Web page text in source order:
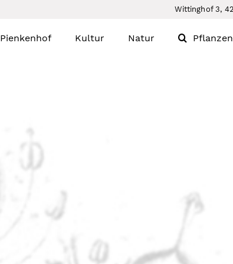
Wittinghof 3,
Pienkenhof Kultur Natur